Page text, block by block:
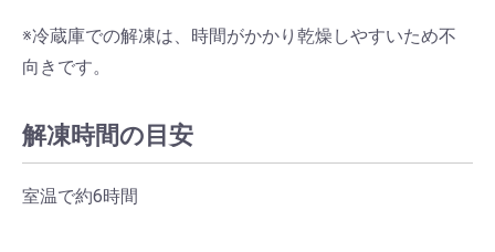
※冷蔵庫での解凍は、時間がかかり乾燥しやすいため不
向きです。
解凍時間の目安
室温で約6時間